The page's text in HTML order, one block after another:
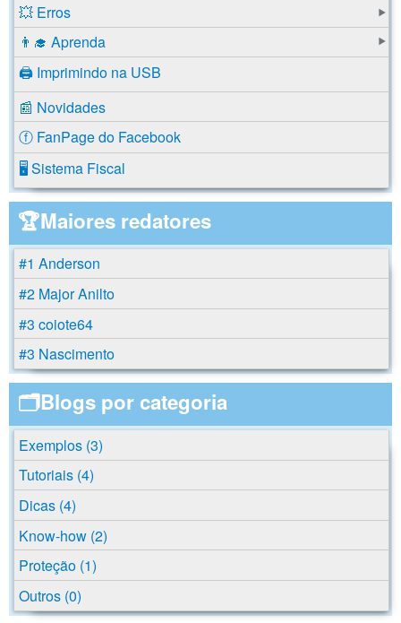
💥 Erros
👨‍🎓 Aprenda
🖨️ Imprimindo na USB
📰 Novidades
ⓕ FanPage do Facebook
🖥️ Sistema Fiscal
🏆Maiores redatores
#1 Anderson
#2 Major Anilto
#3 coiote64
#3 Nascimento
🗂️Blogs por categoria
Exemplos (3)
Tutoriais (4)
Dicas (4)
Know-how (2)
Proteção (1)
Outros (0)